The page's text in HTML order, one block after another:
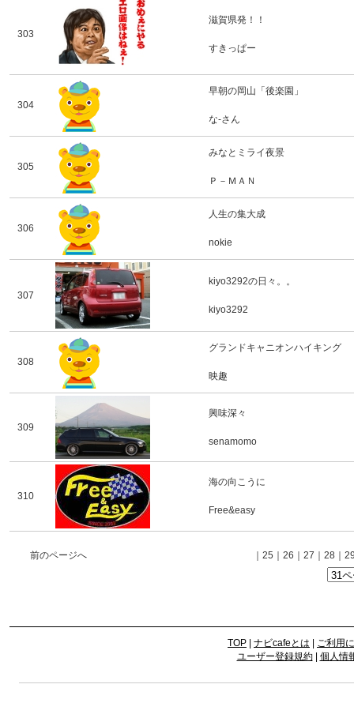
303
滋賀県発！！
すきっぱー
304
早朝の岡山「後楽園」
な-さん
305
みなとミライ夜景
Ｐ－ＭＡＮ
306
人生の集大成
nokie
307
kiyo3292の日々。。
kiyo3292
308
グランドキャニオンハイキング
映趣
309
興味深々
senamomo
310
海の向こうに
Free&easy
前のページへ 25 26 27 28｜
TOP ナビcafeとは
ご利用
ユーザー登録規約| 個人情